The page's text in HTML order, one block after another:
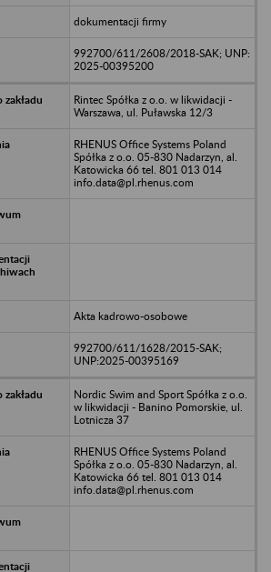
dokumentacji firmy
992700/611/2608/2018-SAK; UNP:
2025-00395200
Rintec Spółka z o.o. w likwidacji -
Warszawa, ul. Puławska 12/3
RHENUS Office Systems Poland
Spółka z o.o. 05-830 Nadarzyn, al.
Katowicka 66 tel. 801 013 014
info.data@pl.rhenus.com
Akta kadrowo-osobowe
992700/611/1628/2015-SAK;
UNP:2025-00395169
Nordic Swim and Sport Spółka z o.o.
w likwidacji - Banino Pomorskie, ul.
Lotnicza 37
RHENUS Office Systems Poland
Spółka z o.o. 05-830 Nadarzyn, al.
Katowicka 66 tel. 801 013 014
info.data@pl.rhenus.com